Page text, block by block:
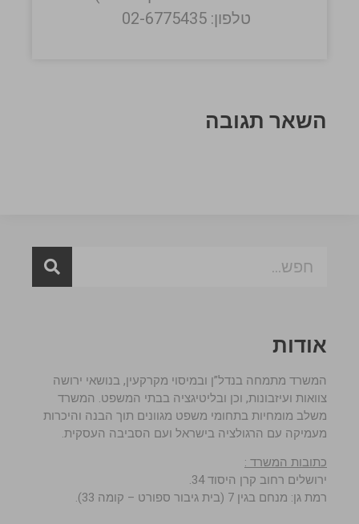
טלפון: 02-6775435
השאר תגובה
אודות
המשרד מתמחה בנדל”ן ובמיסוי מקרקעין, בנושאי ירושה
צוואות ועיזבונות, וכן ובליטיגציה בבתי המשפט. המשרד
משלב מומחיות בתחומי משפט מגוונים תוך הבנה והיכרות
מעמיקה עם הרגולציה בישראל ועם הסביבה העסקית.
כתובות המשרד :
ירושלים רחוב קרן היסוד 34.
רמת גן: מנחם בגין 7 (בית גיבור ספורט – קומה 33).